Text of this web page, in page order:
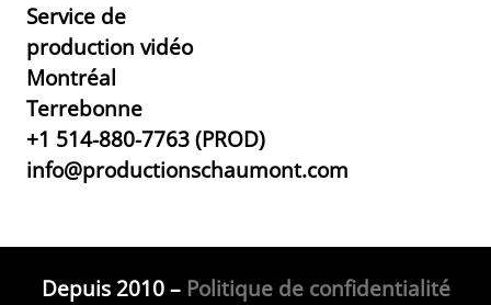
Service de
production vidéo
Montréal
Terrebonne
+1 514-880-7763 (PROD)
info@productionschaumont.com
Depuis 2010 – Politique de confidentialité